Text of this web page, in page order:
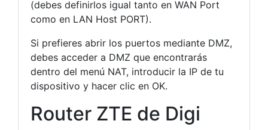
(debes definirlos igual tanto en WAN Port
como en LAN Host PORT).
Si prefieres abrir los puertos mediante DMZ,
debes acceder a DMZ que encontrarás
dentro del menú NAT, introducir la IP de tu
dispositivo y hacer clic en OK.
Router ZTE de Digi